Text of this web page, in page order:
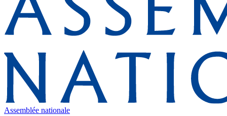
Assemblée nationale